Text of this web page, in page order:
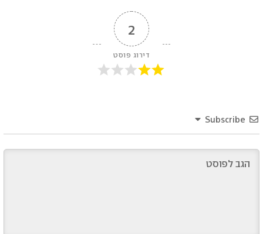
2
דירוג פוסט
Subscribe